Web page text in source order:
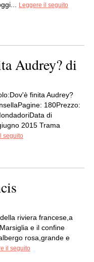
Leggere il seguito
Audrey? di
finita Audrey?
180Prezzo:
di
2015 Trama
seguito
riviera francese,a
e il confine
rosa,grande e
il seguito